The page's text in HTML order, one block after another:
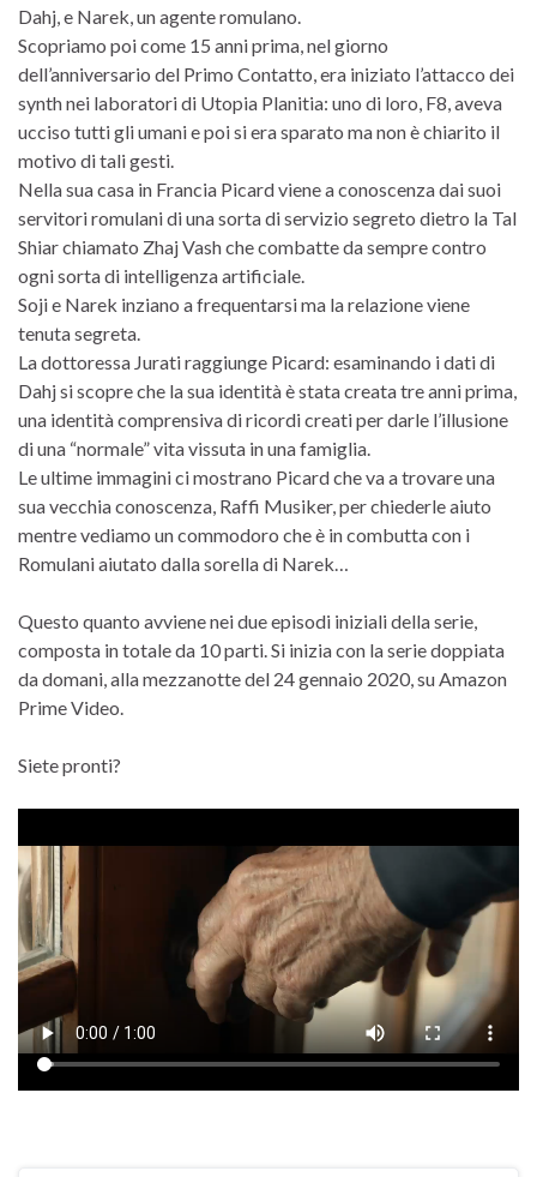
Dahj, e Narek, un agente romulano.
Scopriamo poi come 15 anni prima, nel giorno
dell’anniversario del Primo Contatto, era iniziato l’attacco dei
synth nei laboratori di Utopia Planitia: uno di loro, F8, aveva
ucciso tutti gli umani e poi si era sparato ma non è chiarito il
motivo di tali gesti.
Nella sua casa in Francia Picard viene a conoscenza dai suoi
servitori romulani di una sorta di servizio segreto dietro la Tal
Shiar chiamato Zhaj Vash che combatte da sempre contro
ogni sorta di intelligenza artificiale.
Soji e Narek inziano a frequentarsi ma la relazione viene
tenuta segreta.
La dottoressa Jurati raggiunge Picard: esaminando i dati di
Dahj si scopre che la sua identità è stata creata tre anni prima,
una identità comprensiva di ricordi creati per darle l’illusione
di una “normale” vita vissuta in una famiglia.
Le ultime immagini ci mostrano Picard che va a trovare una
sua vecchia conoscenza, Raffi Musiker, per chiederle aiuto
mentre vediamo un commodoro che è in combutta con i
Romulani aiutato dalla sorella di Narek…
Questo quanto avviene nei due episodi iniziali della serie,
composta in totale da 10 parti. Si inizia con la serie doppiata
da domani, alla mezzanotte del 24 gennaio 2020, su Amazon
Prime Video.
Siete pronti?